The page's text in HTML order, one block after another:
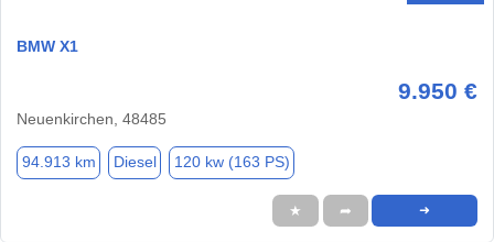
BMW X1
9.950 €
Neuenkirchen, 48485
94.913 km Diesel 120 kw (163 PS)
★ ➦ ➜